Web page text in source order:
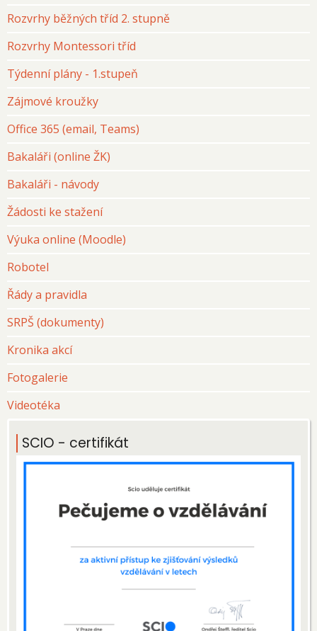
Rozvrhy běžných tříd 2. stupně
Rozvrhy Montessori tříd
Týdenní plány - 1.stupeň
Zájmové kroužky
Office 365 (email, Teams)
Bakaláři (online ŽK)
Bakaláři - návody
Žádosti ke stažení
Výuka online (Moodle)
Robotel
Řády a pravidla
SRPŠ (dokumenty)
Kronika akcí
Fotogalerie
Videotéka
SCIO - certifikát